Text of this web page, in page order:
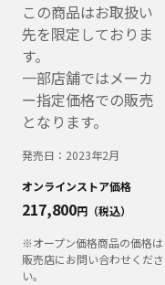
この商品はお取扱い
先を限定しておりま
す。
一部店舗ではメーカ
ー指定価格での販売
となります。
発売日： 2023年2月
オンラインストア価格
217,800円（税込）
※オープン価格商品の価格は
販売店にお問い合わせくださ
い。